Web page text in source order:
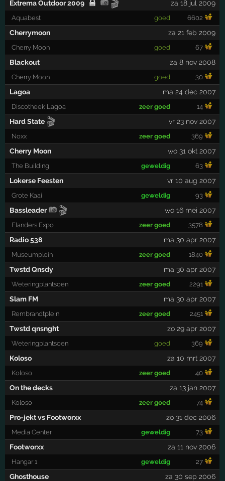
Extrema Outdoor 2009 🎬 za 18 jul 2009
Aquabest goed 6602
Cherrymoon za 21 feb 2009
Cherry Moon goed 67
Blackout za 8 nov 2008
Cherry Moon goed 30
Lagoa ma 24 dec 2007
Discotheek Lagoa zeer goed 14
Hard State 🎬 vr 23 nov 2007
Noxx zeer goed 369
Cherry Moon wo 31 okt 2007
The Building geweldig 63
Lokerse Feesten vr 10 aug 2007
Grote Kaai geweldig 93
Bassleader 🎬 wo 16 mei 2007
Flanders Expo zeer goed 3578
Radio 538 ma 30 apr 2007
Museumplein zeer goed 1840
Twstd Qnsdy ma 30 apr 2007
Weteringplantsoen zeer goed 2291
Slam FM ma 30 apr 2007
Rembrandtplein zeer goed 2451
Twstd qnsnght zo 29 apr 2007
Weteringplantsoen goed 369
Koloso za 10 mrt 2007
Koloso zeer goed 40
On the decks za 13 jan 2007
Koloso zeer goed 74
Pro-jekt vs Footworxx zo 31 dec 2006
Media Center geweldig 73
Footworxx za 11 nov 2006
Hangar 1 geweldig 27
Ghosthouse za 30 sep 2006